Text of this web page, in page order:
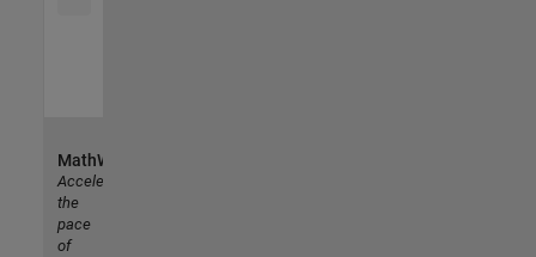
MathWorks
Accelerating
the
pace
of